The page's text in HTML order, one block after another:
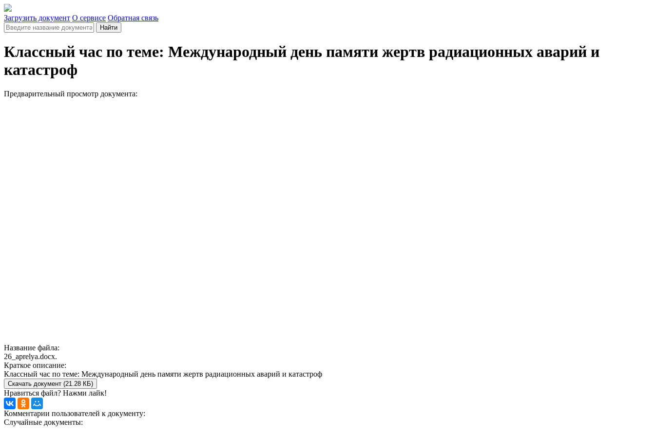
Загрузить документ О сервисе Обратная связь
Найти
Классный час по теме: Международный день памяти жертв радиационных аварий и
катастроф
Предварительный просмотр документа:
Название файла:
26_aprelya.docx.
Краткое описание:
Классный час по теме: Международный день памяти жертв радиационных аварий и катастроф
Скачать документ (21.28 КБ)
Нравиться файл? Нажми лайк!
Комментарии пользователей к документу:
Случайные документы: